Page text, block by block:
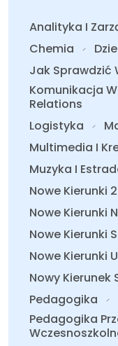
Analityka I
Chemia
Jak Sprawdzić
Komunikacja
Relations
Logistyka
Multimedia I
Muzyka I
Nowe Kierunki
Nowe Kierunki
Nowe Kierunki
Nowe Kierunki
Nowy Kierunek
Pedagogika
Pedagogika